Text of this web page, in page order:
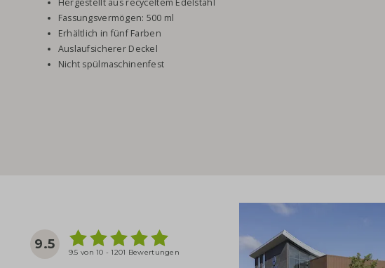
Hergestellt aus recyceltem Edelstahl
Fassungsvermögen: 500 ml
Erhältlich in fünf Farben
Auslaufsicherer Deckel
Nicht spülmaschinenfest
9.5
9.5 von 10 - 1201 Bewertungen